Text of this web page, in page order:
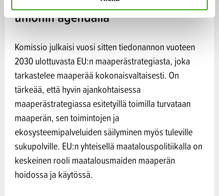
unionin agendalla
Komissio julkaisi vuosi sitten tiedonannon vuoteen
2030 ulottuvasta EU:n maaperästrategiasta, joka
tarkastelee maaperää kokonaisvaltaisesti. On
tärkeää, että hyvin ajankohtaisessa
maaperästrategiassa esitetyillä toimilla turvataan
maaperän, sen toimintojen ja
ekosysteemipalveluiden säilyminen myös tuleville
sukupolville. EU:n yhteisellä maatalouspolitiikalla on
keskeinen rooli maatalousmaiden maaperän
hoidossa ja käytössä.